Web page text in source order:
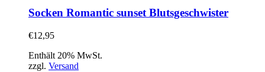
Socken Romantic sunset Blutsgeschwister
€12,95
Enthält 20% MwSt.
zzgl. Versand